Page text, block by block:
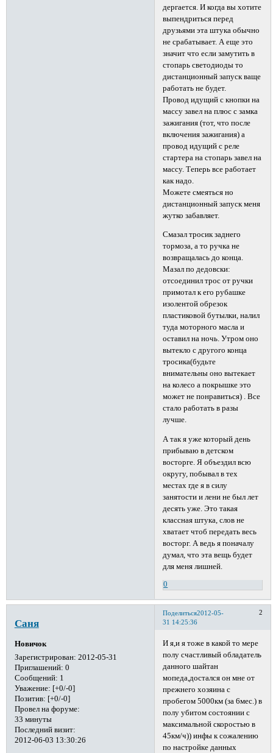
дергается. И когда вы хотите
выпендриться перед
друзьями эта штука обычно
не срабатывает. А еще это
значит что если замутить в
стопарь светодиоды то
дистанционный запуск ваще
работать не будет.
Провод идущий с кнопки на
массу завел на плюс с замка
зажигания (тот, что после
включения зажигания) а
провод идущий с реле
стартера на стопарь завел на
массу. Теперь все работает
как надо.
Можете смеяться но
дистанционный запуск меня
жутко забавляет.
Смазал тросик заднего
тормоза, а то ручка не
возвращалась до конца.
Мазал по дедовски:
отсоединил трос от ручки
примотал к его рубашке
изолентой обрезок
пластиковой бутылки, налил
туда моторного масла и
оставил на ночь. Утром оно
вытекло с другого конца
тросика(будьте
внимательны оно вытекает
на колесо а покрышке это
может не понравиться) . Все
стало работать в разы
лучше.
А так я уже который день
прибываю в детском
восторге. Я объездил всю
округу, побывал в тех
местах где я в силу
занятости и лени не был лет
десять уже. Это такая
классная штука, слов не
хватает чтоб передать весь
восторг. А ведь я поначалу
думал, что эта вещь будет
для меня лишней.
0
Поделиться 2
2012-05-
31 14:25:36
Саня
Новичок
Зарегистрирован: 2012-05-31
Приглашений: 0
Сообщений: 1
Уважение: [+0/-0]
Позитив: [+0/-0]
Провел на форуме:
33 минуты
Последний визит:
2012-06-03 13:30:26
И я,и я тоже в какой то мере
полу счастливый обладатель
данного шайтан
мопеда,достался он мне от
прежнего хозяина с
пробегом 5000км (за 6мес.) в
полу убитом состоянии с
максимальной скоростью в
45км/ч)) инфы к сожалению
по настройке данных